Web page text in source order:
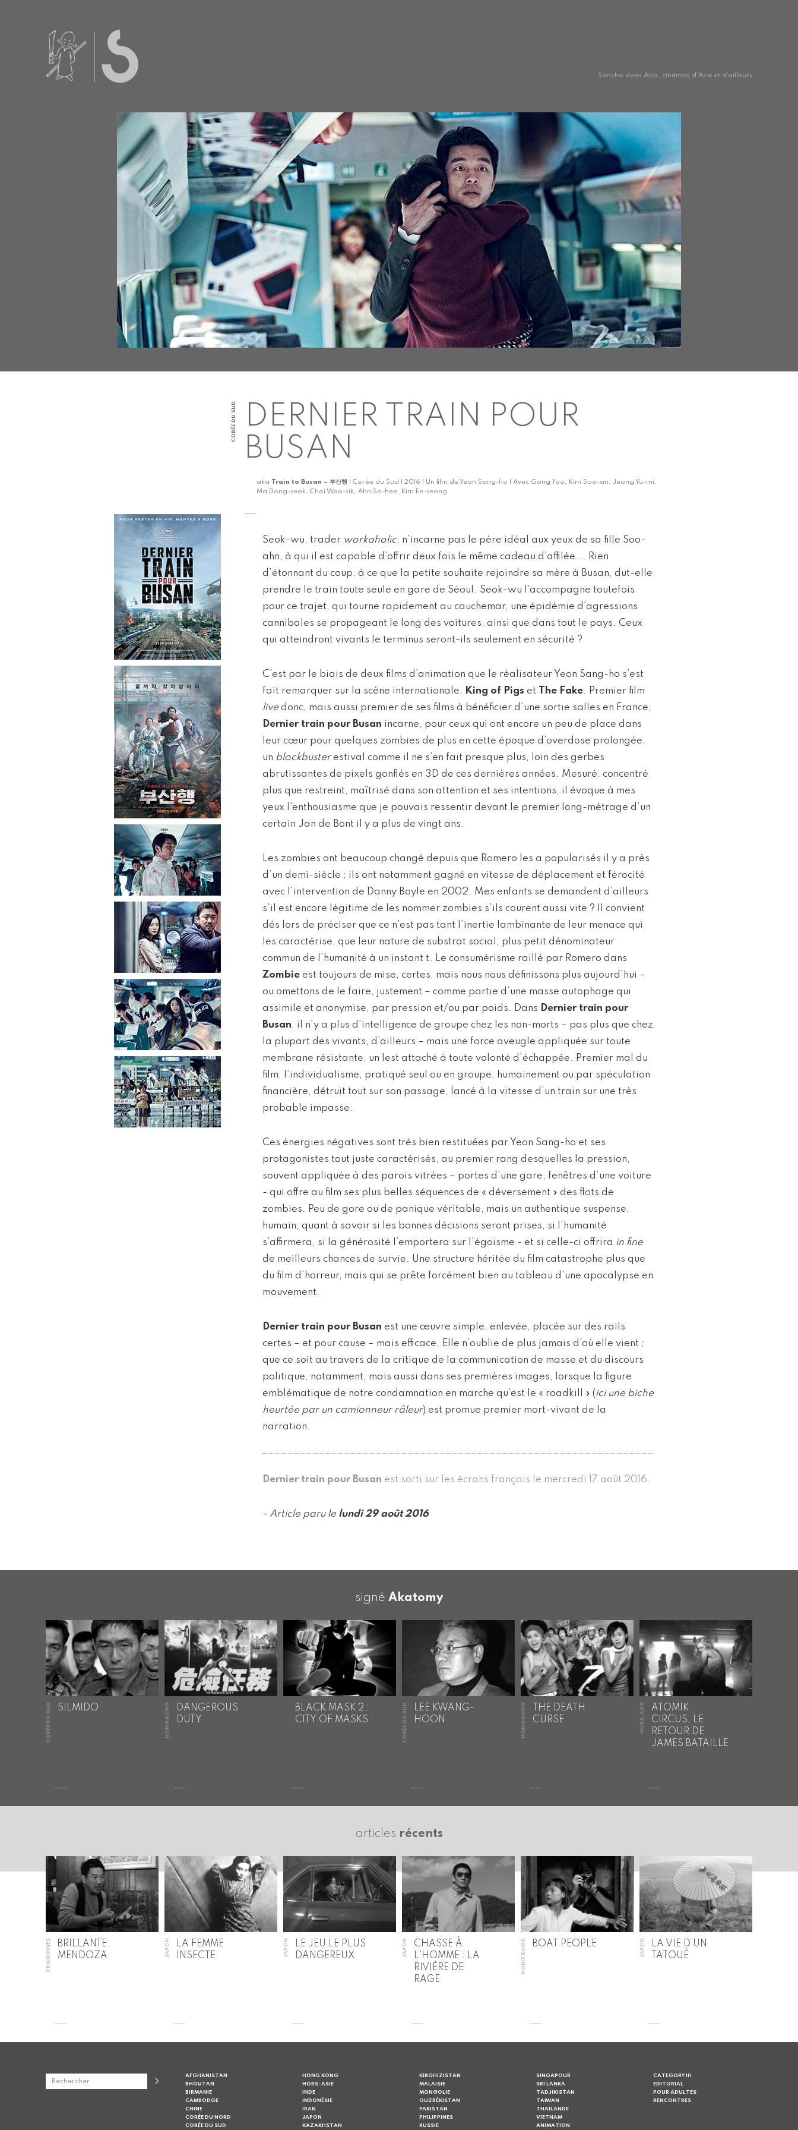
Sancho does Asia, cinémas d'Asie et d'ailleurs
CORÉE DU SUD DERNIER TRAIN POUR
BUSAN
aka Train to Busan – 부산행 | Corée du Sud | 2016 | Un film de Yeon Sang-ho | Avec Gong Yoo, Kim Soo-an, Jeong Yu-mi,
Ma Dong-seok, Choi Woo-sik, Ahn So-hee, Kim Ee-seong
Seok-wu, trader workaholic, n’incarne pas le père idéal aux yeux de sa fille Soo-
ahn, à qui il est capable d’offrir deux fois le même cadeau d’affilée... Rien
d’étonnant du coup, à ce que la petite souhaite rejoindre sa mère à Busan, dut-elle
prendre le train toute seule en gare de Séoul. Seok-wu l’accompagne toutefois
pour ce trajet, qui tourne rapidement au cauchemar, une épidémie d’agressions
cannibales se propageant le long des voitures, ainsi que dans tout le pays. Ceux
qui atteindront vivants le terminus seront-ils seulement en sécurité ?
C’est par le biais de deux films d’animation que le réalisateur Yeon Sang-ho s’est
fait remarquer sur la scène internationale, King of Pigs et The Fake. Premier film
live donc, mais aussi premier de ses films à bénéficier d’une sortie salles en France,
Dernier train pour Busan incarne, pour ceux qui ont encore un peu de place dans
leur cœur pour quelques zombies de plus en cette époque d’overdose prolongée,
un blockbusterestival comme il ne s’en fait presque plus, loin des gerbes
abrutissantes de pixels gonflés en 3D de ces dernières années. Mesuré, concentré
plus que restreint, maîtrisé dans son attention et ses intentions, il évoque à mes
yeux l’enthousiasme que je pouvais ressentir devant le premier long-métrage d’un
certain Jan de Bont il y a plus de vingt ans.
Les zombies ont beaucoup changé depuis que Romero les a popularisés il y a près
d’un demi-siècle ; ils ont notamment gagné en vitesse de déplacement et férocité
avec l’intervention de Danny Boyle en 2002. Mes enfants se demandent d’ailleurs
s’il est encore légitime de les nommer zombies s’ils courent aussi vite ? Il convient
dés lors de préciser que ce n’est pas tant l’inertie lambinante de leur menace qui
les caractérise, que leur nature de substrat social, plus petit dénominateur
commun de l’humanité à un instant t. Le consumérisme raillé par Romero dans
Zombie est toujours de mise, certes, mais nous nous définissons plus aujourd’hui –
ou omettons de le faire, justement – comme partie d’une masse autophage qui
assimile et anonymise, par pression et/ou par poids. Dans Dernier train pour
Busan, il n’y a plus d’intelligence de groupe chez les non-morts – pas plus que chez
la plupart des vivants, d’ailleurs – mais une force aveugle appliquée sur toute
membrane résistante, un lest attaché à toute volonté d’échappée. Premier mal du
film, l’individualisme, pratiqué seul ou en groupe, humainement ou par spéculation
financière, détruit tout sur son passage, lancé à la vitesse d’un train sur une très
probable impasse.
Ces énergies négatives sont très bien restituées par Yeon Sang-ho et ses
protagonistes tout juste caractérisés, au premier rang desquelles la pression,
souvent appliquée à des parois vitrées – portes d’une gare, fenêtres d’une voiture
- qui offre au film ses plus belles séquences de « déversement » des flots de
zombies. Peu de gore ou de panique véritable, mais un authentique suspense,
humain, quant à savoir si les bonnes décisions seront prises, si l’humanité
s’affirmera, si la générosité l’emportera sur l’égoïsme - et si celle-ci offrira in fine
de meilleurs chances de survie. Une structure héritée du film catastrophe plus que
du film d’horreur, mais qui se prête forcément bien au tableau d’une apocalypse en
mouvement.
Dernier train pour Busan est une œuvre simple, enlevée, placée sur des rails
certes – et pour cause – mais efficace. Elle n’oublie de plus jamais d’où elle vient ;
que ce soit au travers de la critique de la communication de masse et du discours
politique, notamment, mais aussi dans ses premières images, lorsque la figure
emblématique de notre condamnation en marche qu’est le « roadkill » (ici une biche
heurtée par un camionneur râleur) est promue premier mort-vivant de la
narration.
Dernier train pour Busan est sorti sur les écrans français le mercredi 17 août 2016.
- Article paru le lundi 29 août 2016
signé Akatomy
CORÉE DU SUD SILMIDO HONG KONG
DANGEROUS
DUTY
BLACK MASK 2 :
CITY OF MASKS
CORÉE DU SUD
LEE KWANG-
HOON
HONG KONG
THE DEATH
CURSE
HORS-ASIE
ATOMIK
CIRCUS, LE
RETOUR DE
JAMES BATAILLE
articles récents
PHILIPPINES
BRILLANTE
MENDOZA
JAPON
LA FEMME
INSECTE
JAPON
LE JEU LE PLUS
DANGEREUX
JAPON
CHASSE À
L’HOMME : LA
RIVIÈRE DE
RAGE
HONG KONG BOAT PEOPLE JAPON
LA VIE D’UN
TATOUÉ
AFGHANISTAN
BHOUTAN
BIRMANIE
CAMBODGE
CHINE
CORÉE DU NORD
CORÉE DU SUD
HONG KONG
HORS-ASIE
INDE
INDONÉSIE
IRAN
JAPON
KAZAKHSTAN
KIRGHIZISTAN
MALAISIE
MONGOLIE
OUZBÉKISTAN
PAKISTAN
PHILIPPINES
RUSSIE
SINGAPOUR
SRI LANKA
TADJIKISTAN
TAIWAN
THAÏLANDE
VIETNAM
ANIMATION
CATEGORY III
EDITORIAL
POUR ADULTES
RENCONTRES